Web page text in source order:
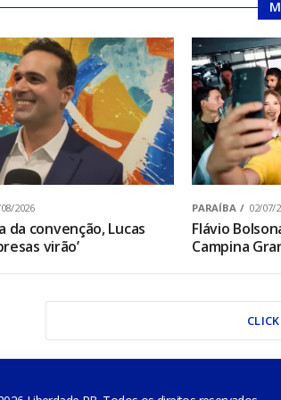
2026
da convenção, Lucas
virão’
PARAÍBA 02/07/
Flávio
Campina